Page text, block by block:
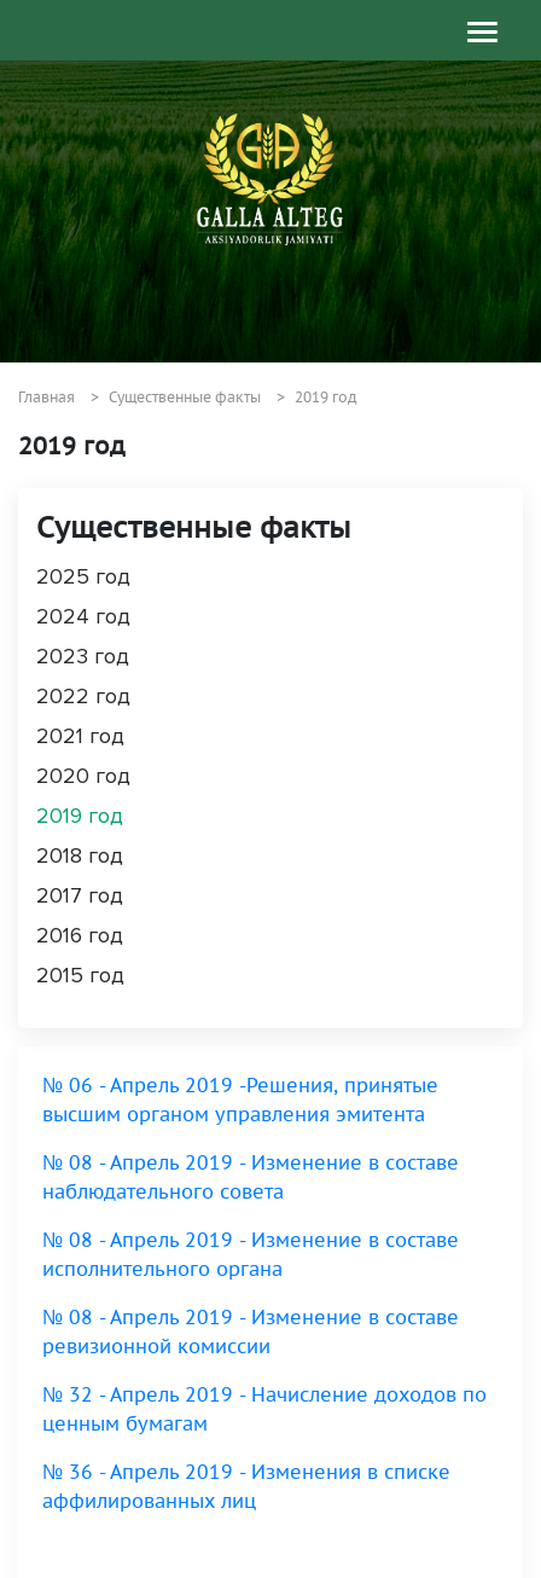
Главная Существенные факты 2019 год
2019 год
№ 06 - Апрель 2019 -Решения, принятые
высшим органом управления эмитента
№ 08 - Апрель 2019 - Изменение в составе
наблюдательного совета
№ 08 - Апрель 2019 - Изменение в составе
исполнительного органа
№ 08 - Апрель 2019 - Изменение в составе
ревизионной комиссии
№ 32 - Апрель 2019 - Начисление доходов по
ценным бумагам
№ 36 - Апрель 2019 - Изменения в списке
аффилированных лиц
Существенные факты
2025 год
2024 год
2023 год
2022 год
2021 год
2020 год
2019 год
2018 год
2017 год
2016 год
2015 год